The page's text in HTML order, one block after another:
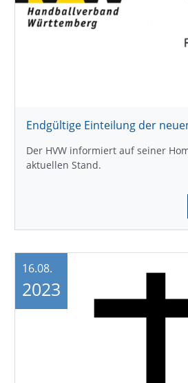
Endgültige Einteilung der
Der HVW informiert auf seiner
aktuellen Stand.
16.08.
2023